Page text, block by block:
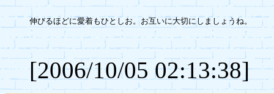
伸びるほどに愛着もひとしお。お互いに大切にしましょうね。
[2006/10/05 02:13:38]